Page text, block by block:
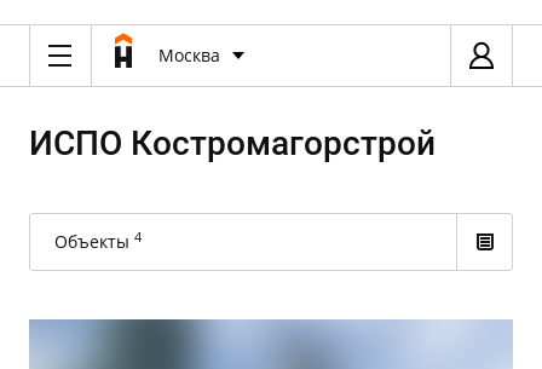
Москва
ИСПО Костромагорстрой
Объекты 4